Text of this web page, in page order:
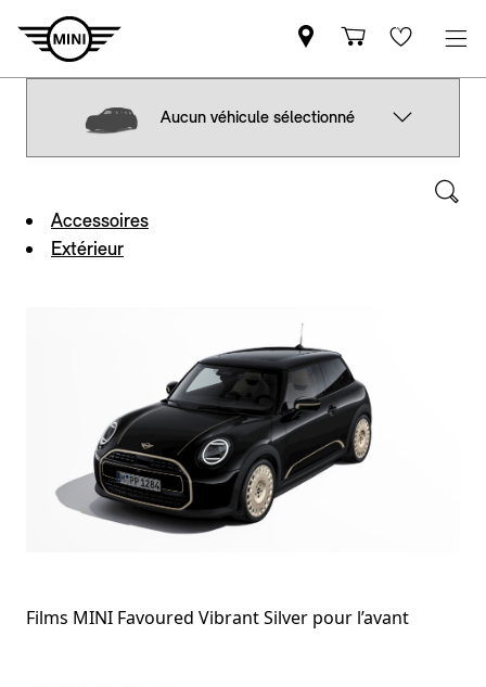
Aucun véhicule sélectionné
Accessoires
Extérieur
Films MINI Favoured Vibrant Silver pour l’avant